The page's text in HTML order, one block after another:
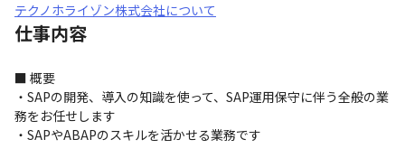
テクノホライゾン株式会社について
仕事内容
■ 概要
・SAPの開発、導入の知識を使って、SAP運用保守に伴う全般の業
務をお任せします
・SAPやABAPのスキルを活かせる業務です